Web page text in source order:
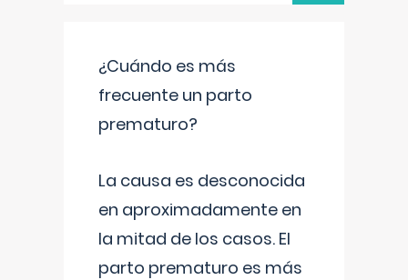
¿Cuándo es más
frecuente un parto
prematuro?
La causa es desconocida
en aproximadamente en
la mitad de los casos. El
parto prematuro es más